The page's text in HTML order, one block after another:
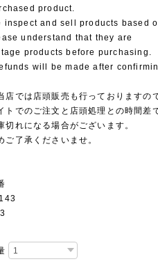
product.
inspect and sell products based
understand that they are
products before purchasing.
will be made after
店では店頭販売も行っておりますの
トでのご注文と店頭処理との時間差
切れになる場合がございます。
ご了承くださいませ。